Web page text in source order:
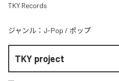
TKY Records
ジャンル： J-Pop / ポップ
TKY project